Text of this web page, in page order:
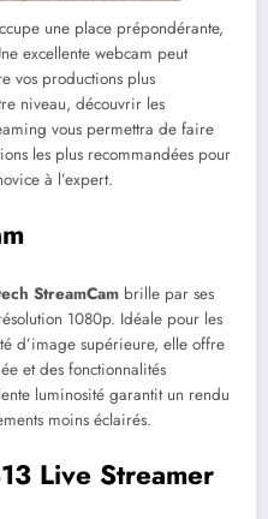
une place prépondérante,
excellente webcam peut
vos productions plus
niveau, découvrir les
vous permettra de faire
les plus recommandées pour
à l’expert.
StreamCam brille par ses
1080p. Idéale pour les
d’image supérieure, elle offre
et des fonctionnalités
luminosité garantit un rendu
moins éclairés.
Live Streamer